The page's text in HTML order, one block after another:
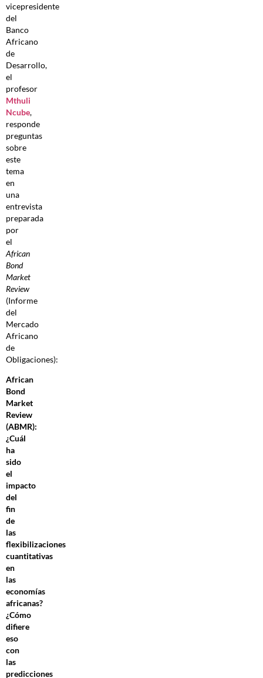
vicepresidente
del
Banco
Africano
de
Desarrollo,
el
profesor
Mthuli
Ncube,
responde
preguntas
sobre
este
tema
en
una
entrevista
preparada
por
el
African
Bond
Market
Review
(Informe
del
Mercado
Africano
de
Obligaciones):
African
Bond
Market
Review
(ABMR):
¿Cuál
ha
sido
el
impacto
del
fin
de
las
flexibilizaciones
cuantitativas
en
las
economías
africanas?
¿Cómo
difiere
eso
con
las
predicciones